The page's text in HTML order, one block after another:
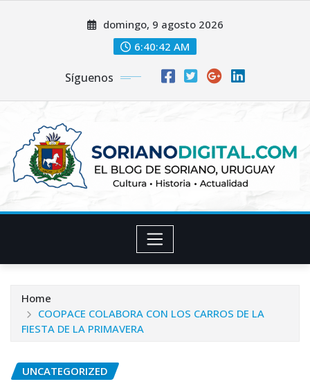
domingo, 9 agosto 2026
6:40:43 AM
Síguenos
Home
COOPACE COLABORA CON LOS CARROS DE LA
FIESTA DE LA PRIMAVERA
UNCATEGORIZED